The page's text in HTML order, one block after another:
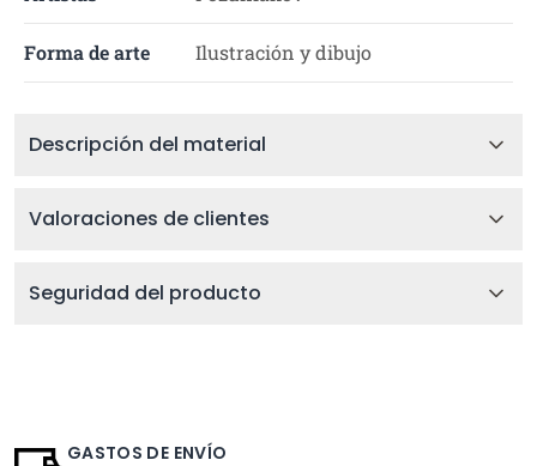
Forma de arte Ilustración y dibujo
Descripción del material
Valoraciones de clientes
Seguridad del producto
GASTOS DE ENVÍO